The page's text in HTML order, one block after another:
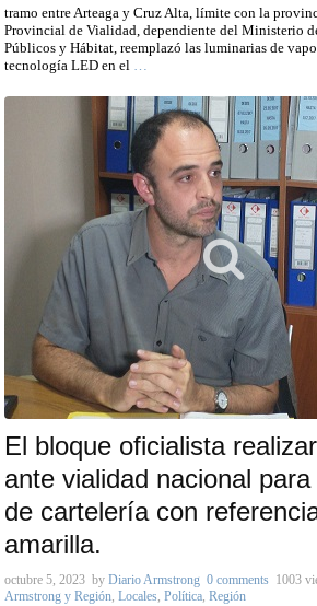
tramo entre Arteaga y Cruz Alta, límite con la
Provincial de Vialidad, dependiente del Ministerio
Públicos y Hábitat, reemplazó las luminarias de
tecnología LED en el …
El bloque oficialista
ante vialidad nacional
de cartelería con
amarilla.
octubre 5, 2023 by Diario Armstrong 0 comments 1003
Armstrong y Región, Locales, Política, Región